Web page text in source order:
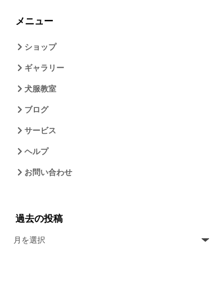
メニュー
ショップ
ギャラリー
犬服教室
ブログ
サービス
ヘルプ
お問い合わせ
過去の投稿